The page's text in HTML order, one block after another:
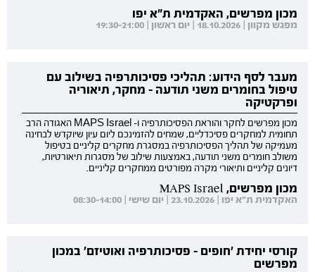
מכון מפרשים, האקדמית ת"א יפו
מפגש מקוון | 18.10.2026 | יום ראשון | 19:30-21:00
מעבר לסף הידוע: תהליכי פסיכותרפיה בשילוב עם
טיפול בחומרים משני תודעה - מחקר, תיאוריה
ופרקטיקה
מכון מפרשים לחקר והוראת הפסיכותרפיה ו- MAPS Israel האגודה הרב
תחומית למחקרים פסיכדליים, שמחים להזמינכם ליום עיון שיוקדש לבחינה
מעמיקה של תהליך הפסיכותרפיה במסגרת מחקרים קליניים בטיפול
משולב חומרים משני תודעה, באמצעות שילוב של מסגרות תיאורטיות,
דיונים קליניים ותיאורי מקרה מפורטים ממחקרים קליניים.
מכון מפרשים, MAPS Israel
האקדמית ת"א יפו | 23.10.2026 | יום שישי | 08:30-14:00
קורסי יחידת 'חופים - פסיכותרפיה ואוטיזם' במכון
מפרשים